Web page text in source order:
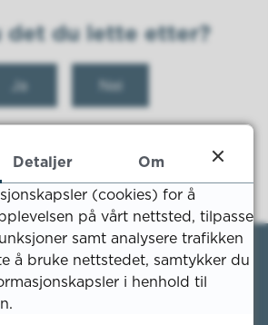
det du lette etter?
Ja Nei
Detaljer
Om
(cookies) for å
på vårt nettsted, tilpasse
samt analysere trafikken
å bruke nettstedet, samtykker du
i henhold til